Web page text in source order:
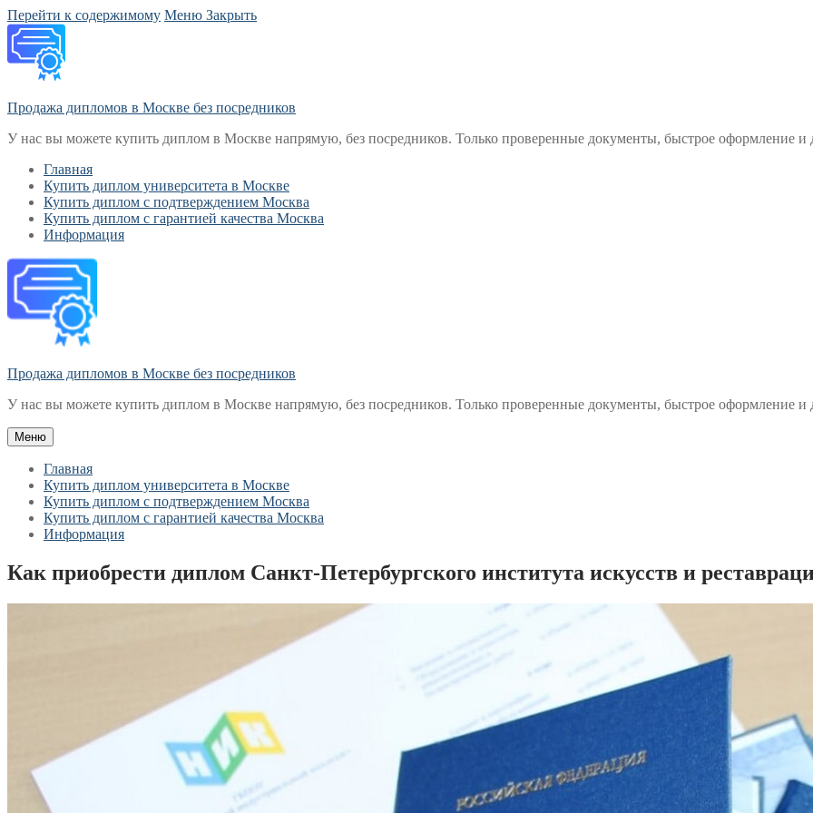
Перейти к содержимому Меню Закрыть
Продажа дипломов в Москве без посредников
У нас вы можете купить диплом в Москве напрямую, без посредников. Только проверенные документы, быстрое оформление и
Главная
Купить диплом университета в Москве
Купить диплом с подтверждением Москва
Купить диплом с гарантией качества Москва
Информация
Продажа дипломов в Москве без посредников
У нас вы можете купить диплом в Москве напрямую, без посредников. Только проверенные документы, быстрое оформление и
Меню
Главная
Купить диплом университета в Москве
Купить диплом с подтверждением Москва
Купить диплом с гарантией качества Москва
Информация
Как приобрести диплом Санкт-Петербургского института искусств и